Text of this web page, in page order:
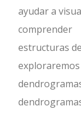
ayudar a
comprender
estructuras